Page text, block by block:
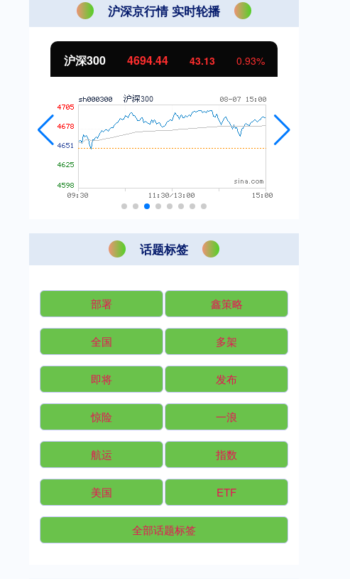
沪深京行情 实时轮播
沪深300 4694.44 43.13 0.93%
话题标签
部署 鑫策略
全国 多架
即将 发布
惊险 一浪
航运 指数
美国 ETF
全部话题标签